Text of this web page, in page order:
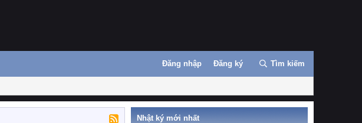
Đăng nhập Đăng ký Tìm kiếm
Nhật ký mới nhất